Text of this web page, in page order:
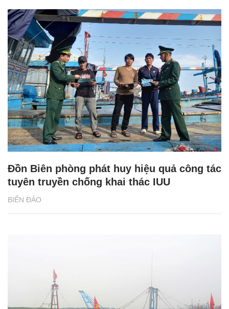
BIỂN ĐẢO
Đồn Biên phòng phát huy hiệu quả công tác
tuyên truyền chống khai thác IUU